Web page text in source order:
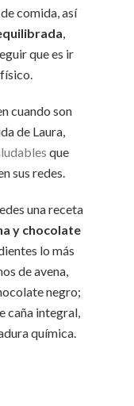
comida, así
,
que es ir
cuando son
de Laura,
que
sus redes.
una receta
y chocolate
lo más
de avena,
negro;
caña integral,
química.